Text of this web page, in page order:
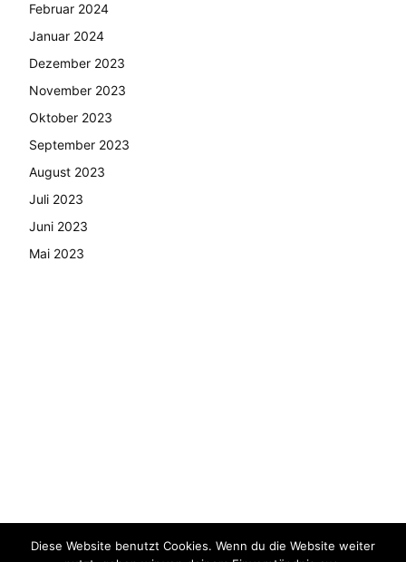
Februar 2024
Januar 2024
Dezember 2023
November 2023
Oktober 2023
September 2023
August 2023
Juli 2023
Juni 2023
Mai 2023
© Copyright - 2024 AutoMarktNews.de
Diese Website benutzt Cookies. Wenn du die Website weiter